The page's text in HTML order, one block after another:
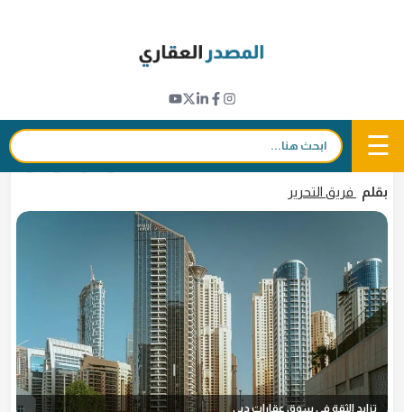
☰ بحث:
عقارات دبي .. توقعات باستمرار نشاط السوق
الثانوية خلال 2023
21 فبراير 2023 - 18:54 f
𝕏
in
بقلم فريق التحرير
تزايد الثقة في سوق عقارات دبي